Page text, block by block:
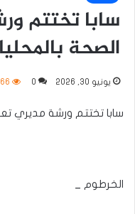
سابا تختتم
الصحة
يونيو 30, 2026 0
66
سابا تختتم ورشة مديري
الخرطوم _